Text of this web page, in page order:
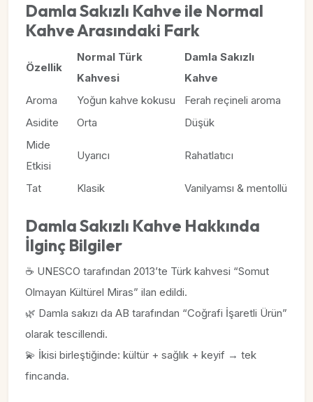
Damla Sakızlı Kahve ile Normal
Kahve Arasındaki Fark
Özellik
Normal Türk
Kahvesi
Damla Sakızlı
Kahve
Aroma
Yoğun kahve kokusu
Ferah reçineli aroma
Asidite
Orta
Düşük
Mide
Etkisi
Uyarıcı Rahatlatıcı
Tat Klasik Vanilyamsı & mentollü
Damla Sakızlı Kahve Hakkında
İlginç Bilgiler
☕ UNESCO tarafından 2013’te Türk kahvesi “Somut
Olmayan Kültürel Miras” ilan edildi.
🌿 Damla sakızı da AB tarafından “Coğrafi İşaretli Ürün”
olarak tescillendi.
💫 İkisi birleştiğinde: kültür + sağlık + keyif → tek
fincanda.